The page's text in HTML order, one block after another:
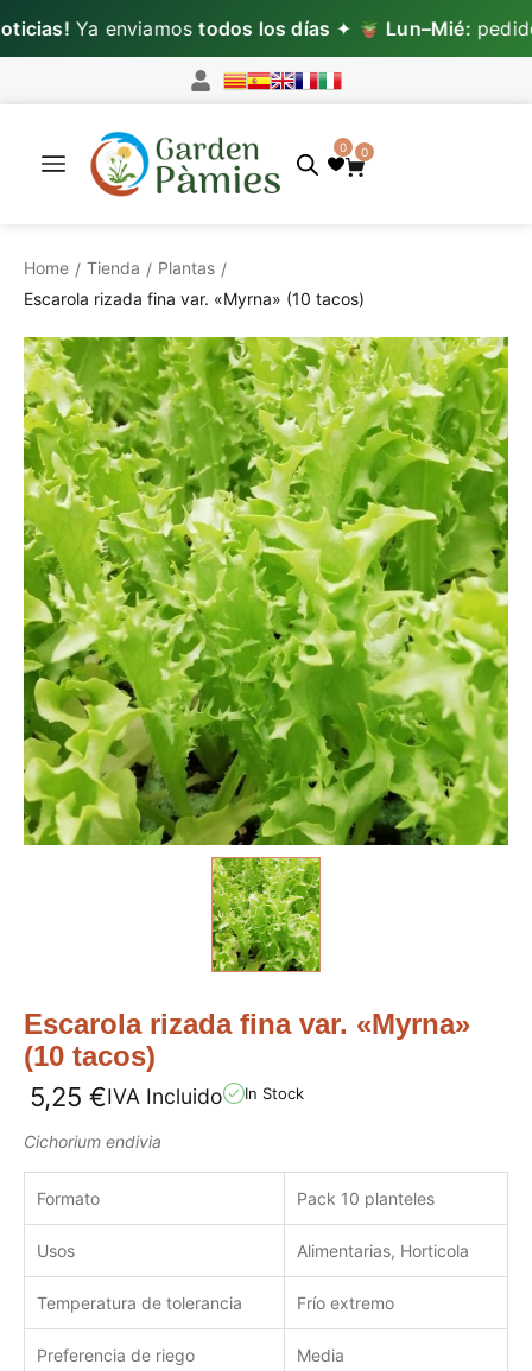
Ya enviamostodos los días✦ Lun–Mié:
0 0
Home / Tienda / Plantas /
Escarola rizada fina var. «Myrna» (10 tacos)
Escarola rizada fina var. «Myrna»
(10 tacos)
5,25 €IVA Incluido In Stock
Cichorium endivia
Formato Pack 10 planteles
Usos Alimentarias, Horticola
Temperatura de tolerancia Frío extremo
Preferencia de riego Media